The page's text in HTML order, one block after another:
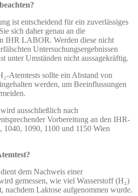
ist entscheidend für ein zuverlässiges
sich daher genau an die
IHR LABOR. Werden diese nicht
Untersuchungsergebnissen
unter Umständen nicht aussagekräftig.
Atemtests sollte ein Abstand von
werden, um Beeinflussungen
ausschließlich nach
Vorbereitung an den IHR-
1090, 1100 und 1150 Wien
dem Nachweis einer
gemessen, wie viel Wasserstoff (H₂)
nachdem Laktose aufgenommen wurde.